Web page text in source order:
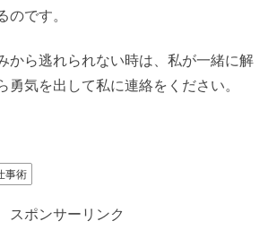
のです。
から逃れられない時は、私が一緒に解
勇気を出して私に連絡をください。
事術
スポンサーリンク